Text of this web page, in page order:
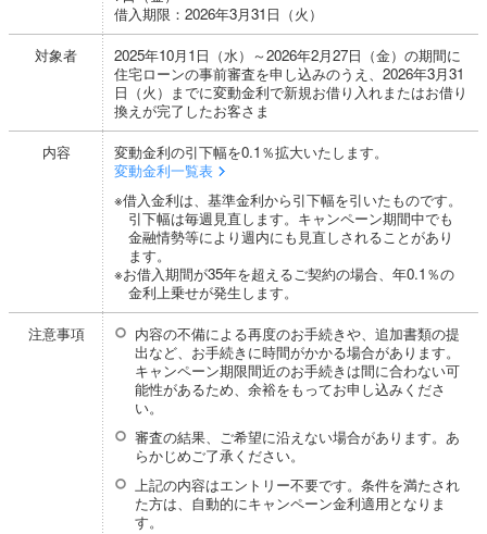
借入期限：2026年3月31日（火）
対象者
2025年10月1日（水）～2026年2月27日（金）の期間に
住宅ローンの事前審査を申し込みのうえ、2026年3月31
日（火）までに変動金利で新規お借り入れまたはお借り
換えが完了したお客さま
内容
変動金利の引下幅を0.1％拡大いたします。
変動金利一覧表
※借入金利は、基準金利から引下幅を引いたものです。
引下幅は毎週見直します。キャンペーン期間中でも
金融情勢等により週内にも見直しされることがあり
ます。
※お借入期間が35年を超えるご契約の場合、年0.1％の
金利上乗せが発生します。
注意事項
内容の不備による再度のお手続きや、追加書類の提
出など、お手続きに時間がかかる場合があります。
キャンペーン期限間近のお手続きは間に合わない可
能性があるため、余裕をもってお申し込みくださ
い。
審査の結果、ご希望に沿えない場合があります。あ
らかじめご了承ください。
上記の内容はエントリー不要です。条件を満たされ
た方は、自動的にキャンペーン金利適用となりま
す。